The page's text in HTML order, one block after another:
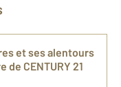
et ses alentours
CENTURY 21